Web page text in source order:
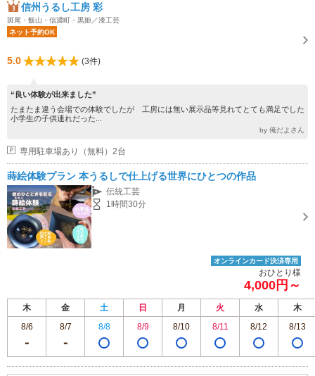
信州うるし工房 彩
斑尾・飯山・信濃町・黒姫／漆工芸
ネット予約OK
5.0 (3件)
“良い体験が出来ました”
たまたま違う会場での体験でしたが 工房には無い展示品等見れてとても満足でした
小学生の子供連れだった...
by 俺だよさん
専用駐車場あり（無料）2台
蒔絵体験プラン 本うるしで仕上げる世界にひとつの作品
伝統工芸
1時間30分
オンラインカード決済専用
おひとり様
4,000円～
木 金 土 日 月 火 水
木
8/6
8/7 8/8 8/9 8/10 8/11 8/12 8/13